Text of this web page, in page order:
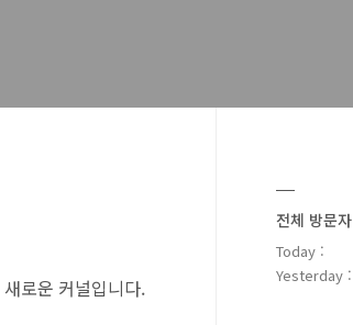
로운 커널입니다.
전체 방문자
Today :
Yesterday :